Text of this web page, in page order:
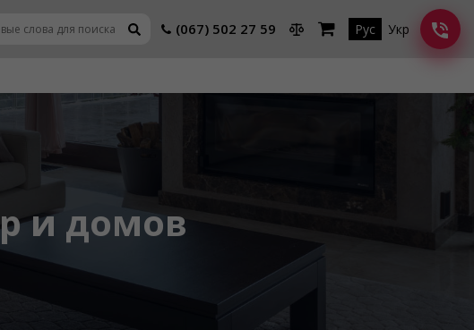
(067) 502 27 59 Рус Укр
и домов